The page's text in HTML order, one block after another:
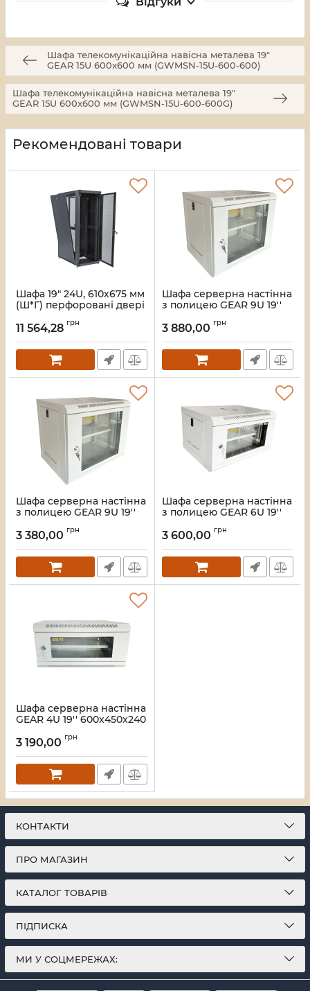
Шафа телекомунікаційна навісна металева 19"
GEAR 15U 600x600 мм (GWMSN-15U-600-600)
Шафа телекомунікаційна навісна металева 19"
GEAR 15U 600x600 мм (GWMSN-15U-600-600G)
Рекомендовані товари
Шафа 19" 24U, 610х675 мм
(Ш*Г) перфоровані двері
Артикул:UA-MGSE2466MPB
11 564,28 грн
Шафа серверна настінна
з полицею GEAR 9U 19''
(GWMSN-9U-600-450G)
Артикул:28_418
3 880,00 грн
Шафа серверна настінна
з полицею GEAR 9U 19''
(GWMSN-9U-530-400G)
Артикул:28_417
3 380,00 грн
Шафа серверна настінна
з полицею GEAR 6U 19''
(GWMSN-6U-600-450G)
Артикул:28_416
3 600,00 грн
Шафа серверна настінна
GEAR 4U 19'' 600x450x240
450G)
Артикул:28_415
3 190,00 грн
КОНТАКТИ
ПРО МАГАЗИН
КАТАЛОГ ТОВАРІВ
ПІДПИСКА
МИ У СОЦМЕРЕЖАХ: